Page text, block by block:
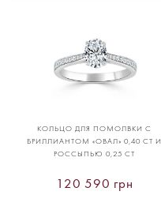
КОЛЬЦО ДЛЯ ПОМОЛВКИ С
БРИЛЛИАНТОМ «ОВАЛ» 0,40 CT И
РОССЫПЬЮ 0,25 CT
120 590 грн